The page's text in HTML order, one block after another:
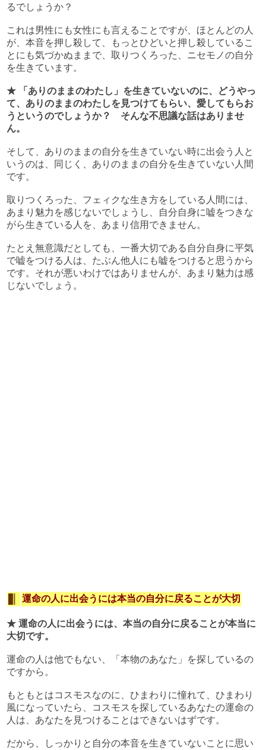
るでしょうか？
これは男性にも女性にも言えることですが、ほとんどの人
が、本音を押し殺して、もっとひどいと押し殺しているこ
とにも気づかぬままで、取りつくろった、ニセモノの自分
を生きています。
★ 「ありのままのわたし」を生きていないのに、どうやっ
て、ありのままのわたしを見つけてもらい、愛してもらお
うというのでしょうか？ そんな不思議な話はありませ
ん。
そして、ありのままの自分を生きていない時に出会う人と
いうのは、同じく、ありのままの自分を生きていない人間
です。
取りつくろった、フェィクな生き方をしている人間には、
あまり魅力を感じないでしょうし、自分自身に嘘をつきな
がら生きている人を、あまり信用できません。
たとえ無意識だとしても、一番大切である自分自身に平気
で嘘をつける人は、たぶん他人にも嘘をつけると思うから
です。それが悪いわけではありませんが、あまり魅力は感
じないでしょう。
運命の人に出会うには本当の自分に戻ることが大切
★ 運命の人に出会うには、本当の自分に戻ることが本当に
大切です。
運命の人は他でもない、「本物のあなた」を探しているの
ですから。
もともとはコスモスなのに、ひまわりに憧れて、ひまわり
風になっていたら、コスモスを探しているあなたの運命の
人は、あなたを見つけることはできないはずです。
だから、しっかりと自分の本音を生きていないことに思い